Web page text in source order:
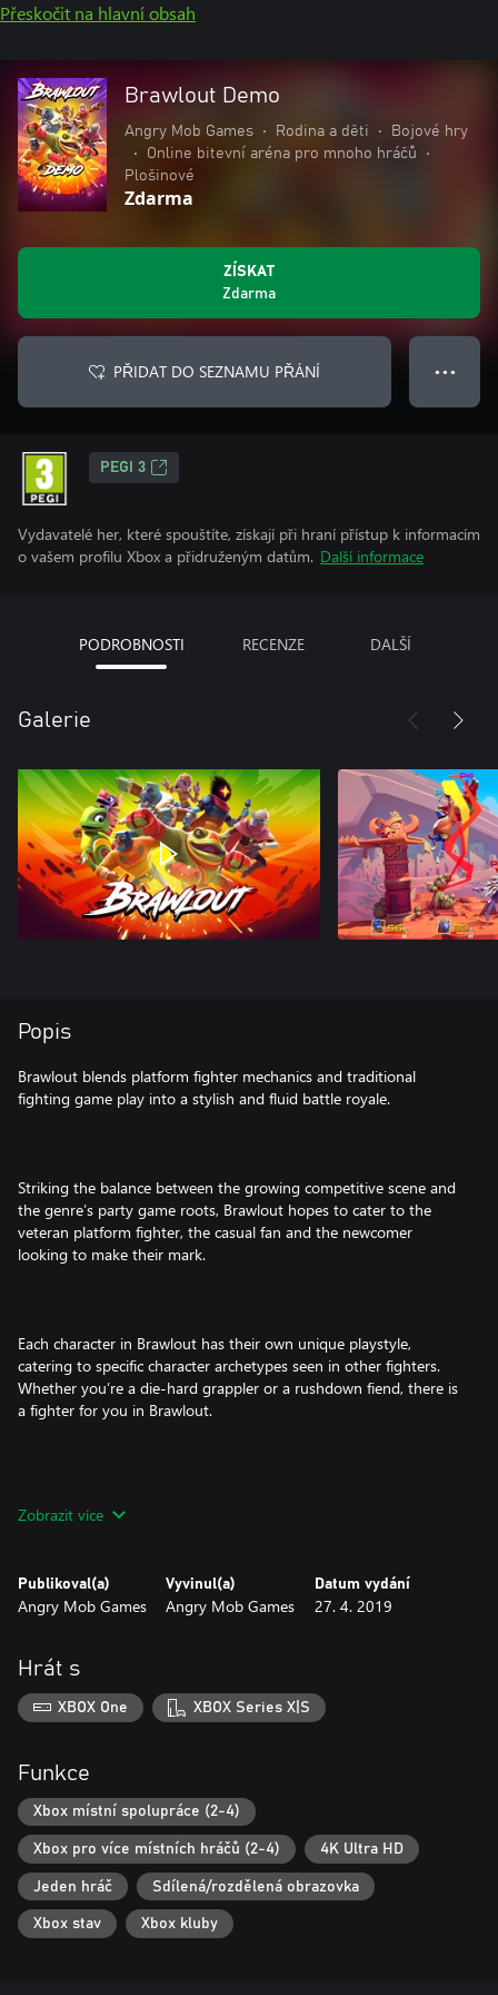
Přeskočit na hlavní obsah
Brawlout Demo
Angry Mob Games • Rodina a děti •
Bojové hry
•
Online bitevní aréna pro mnoho hráčů
•
Plošinové
Zdarma
ZÍSKAT
Zdarma
PŘIDAT DO SEZNAMU PŘÁNÍ ● ● ●
PEGI 3
Vydavatelé her, které spouštíte, získají při hraní přístup k informacím
o vašem profilu Xbox a přidruženým datům. Další informace
PODROBNOSTI RECENZE DALŠÍ
Galerie
Popis
Brawlout blends platform fighter mechanics and traditional
fighting game play into a stylish and fluid battle royale.
Striking the balance between the growing competitive scene and
the genre’s party game roots, Brawlout hopes to cater to the
veteran platform fighter, the casual fan and the newcomer
looking to make their mark.
Each character in Brawlout has their own unique playstyle,
catering to specific character archetypes seen in other fighters.
Whether you’re a die-hard grappler or a rushdown fiend, there is
a fighter for you in Brawlout.
characters to choose from that allow for varied play styles:
- Yooka-Laylee
- Guacamelee
- Hyper Light Drifter
three Variants; alt versions of the character with different stats,
outfits and even new moves. With these Variants, Brawlout’s cast
numbers 25 individual fighters. Find the fighter and Variant that’s
right for you and tear it up on the battlefield.
Zobrazit více
Publikoval(a)
Angry Mob Games
Vyvinul(a)
Angry Mob Games
Datum vydání
27. 4. 2019
Hrát s
XBOX One XBOX Series X|S
Funkce
Xbox místní spolupráce (2-4)
Xbox pro více místních hráčů (2-4) 4K Ultra HD
Jeden hráč Sdílená/rozdělená obrazovka
Xbox stav Xbox kluby